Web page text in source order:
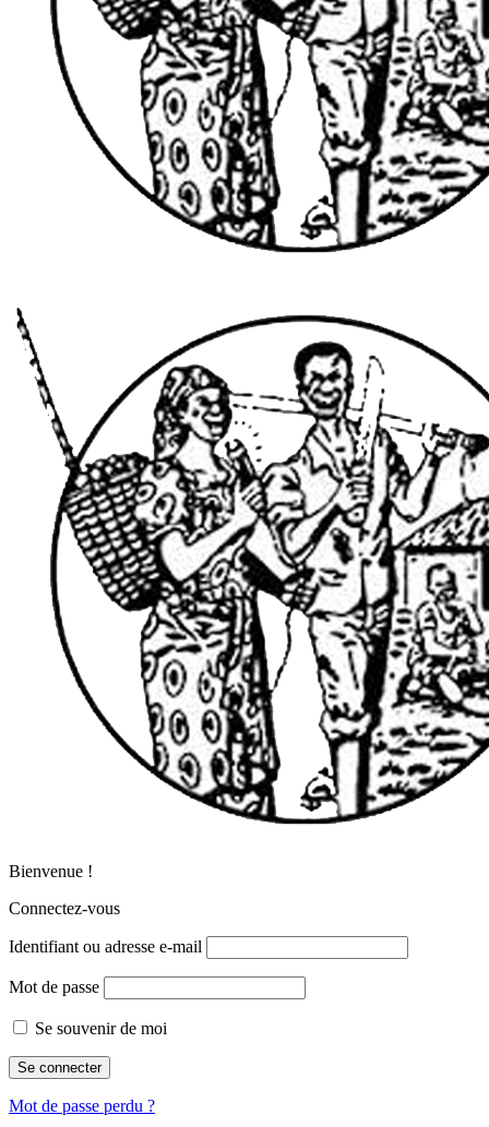
Bienvenue !
Connectez-vous
Identifiant ou adresse e-mail
Mot de passe
Se souvenir de moi
Mot de passe perdu ?